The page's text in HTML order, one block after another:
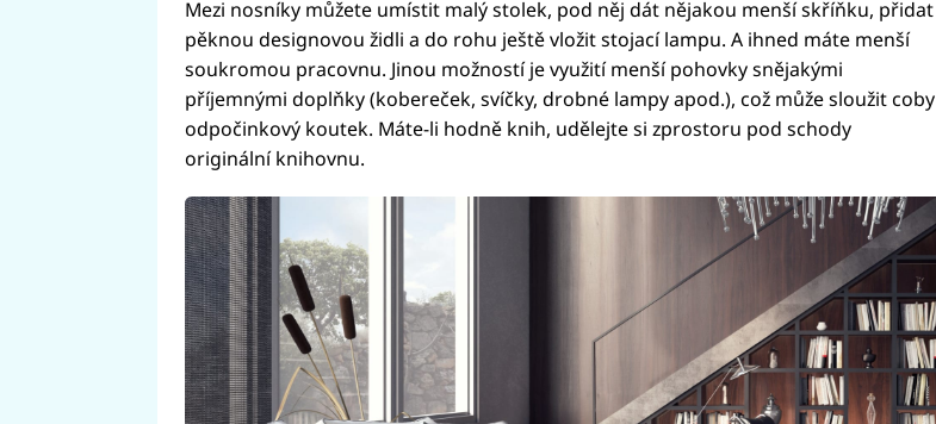
Mezi nosníky můžete umístit malý stolek, pod něj dát nějakou menší skříňku, přidat
pěknou designovou židli a do rohu ještě vložit stojací lampu. A ihned máte menší
soukromou pracovnu. Jinou možností je využití menší pohovky snějakými
příjemnými doplňky (kobereček, svíčky, drobné lampy apod.), což může sloužit coby
odpočinkový koutek. Máte-li hodně knih, udělejte si zprostoru pod schody
originální knihovnu.